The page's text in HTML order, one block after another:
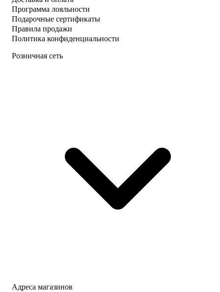
Программа лояльности
Подарочные сертификаты
Правила продажи
Политика конфиденциальности
Розничная сеть
Адреса магазинов